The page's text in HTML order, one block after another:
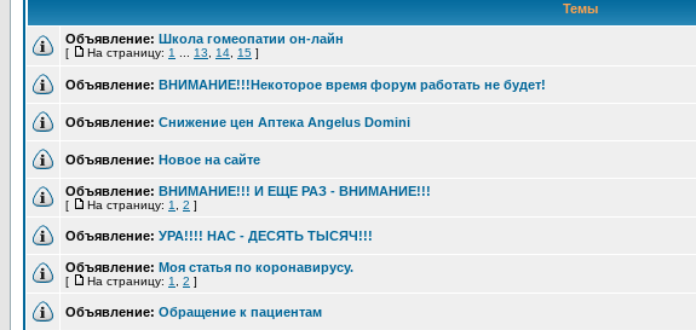
Темы
Объявление: Школа гомеопатии он-лайн
[ На страницу: 1 13 14 15 ]
Объявление: ВНИМАНИЕ!!!Некоторое время форум работать не будет!
Объявление: Снижение цен Аптека Angelus Domini
Объявление: Новое на сайте
Объявление: ВНИМАНИЕ!!! И ЕЩЕ РАЗ - ВНИМАНИЕ!!!
[ На страницу: 1 2 ]
Объявление: УРА!!!! НАС - ДЕСЯТЬ ТЫСЯЧ!!!
Объявление: Моя статья по коронавирусу.
[ На страницу: 1 2 ]
Объявление: Обращение к пациентам